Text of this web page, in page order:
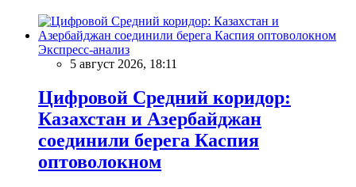
Экспресс-анализ
5 август 2026, 18:11
Цифровой Средний коридор:
Казахстан и Азербайджан
соединили берега Каспия
оптоволокном